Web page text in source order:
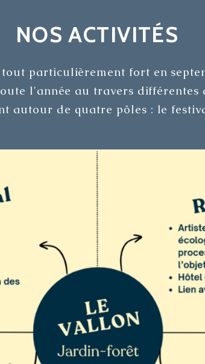
NOS ACTIVITÉS
particulièrement fort en
l'année au travers différentes
autour de quatre pôles : le